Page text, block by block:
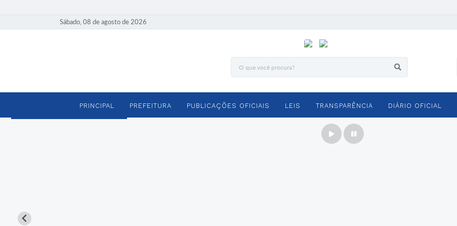
Sábado, 08 de agosto de 2026
PRINCIPAL PREFEITURA PUBLICAÇÕES OFICIAIS LEIS TRANSPARÊNCIA DIÁRIO OFICIAL